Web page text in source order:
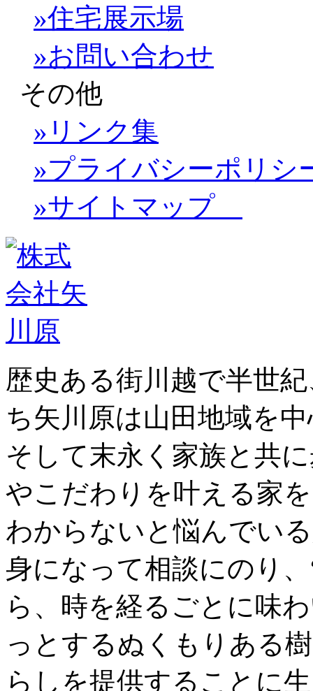
»住宅展示場
»お問い合わせ
その他
»リンク集
»プライバシーポリシ
»サイトマップ
歴史ある街川越で半世
ち矢川原は山田地域を
そして末永く家族と共
やこだわりを叶える家
わからないと悩んでい
身になって相談にのり
ら、時を経るごとに味
っとするぬくもりある
らしを提供することに